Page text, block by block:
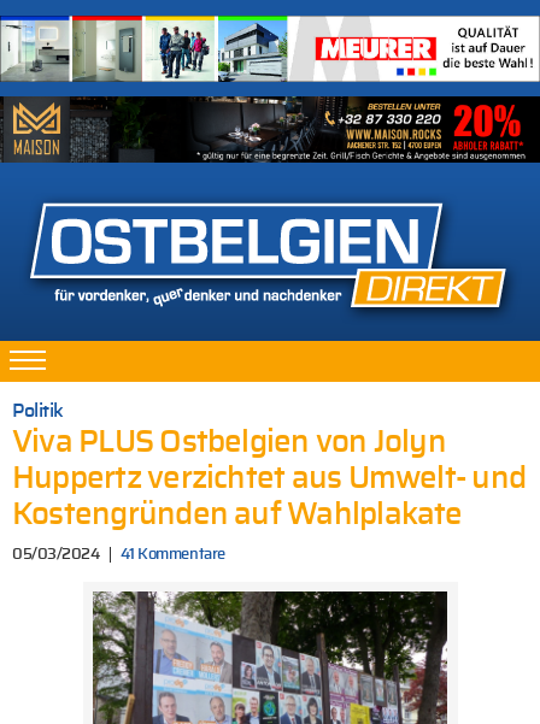
Politik
Viva PLUS Ostbelgien von Jolyn
Huppertz verzichtet aus Umwelt- und
Kostengründen auf Wahlplakate
05/03/2024 41 Kommentare